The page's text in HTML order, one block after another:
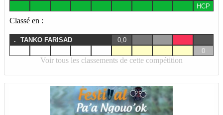
HCP
Classé en :
. TANKO FARISAD
0,0
0
Voir tous les classements de cette compétition